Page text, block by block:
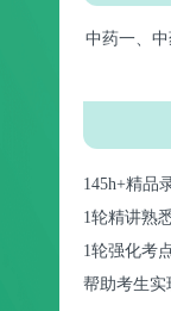
中药一、
145h+精品
1轮精讲熟
1轮强化考
帮助考生实